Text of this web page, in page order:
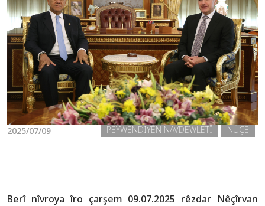
Galerî
2025/07/09 NÛÇE
PEYWENDIYÊN NAVDEWLETÎ
Berî nîvroya îro çarşem 09.07.2025 rêzdar Nêçîrvan